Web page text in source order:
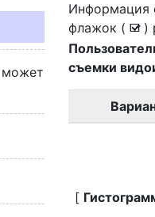
может
Информация
флажок ( M )
съемки
[